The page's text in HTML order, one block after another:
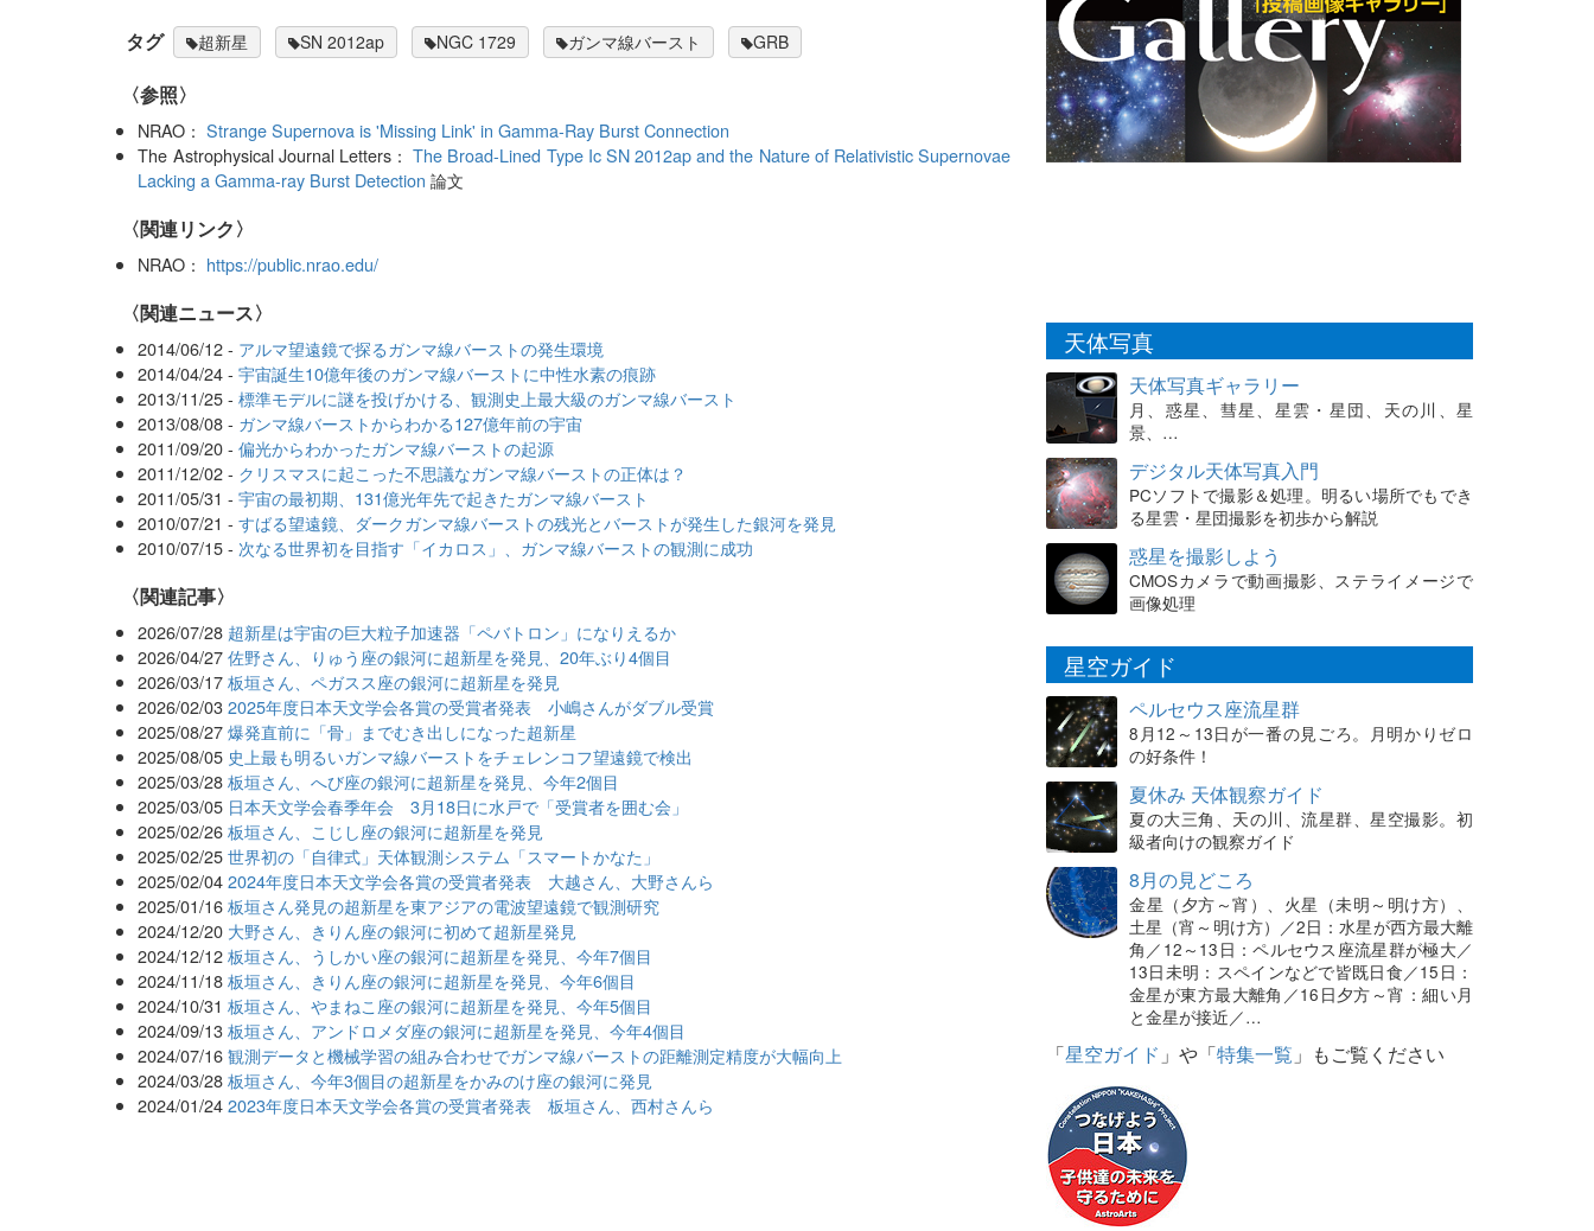
タグ 超新星 SN 2012ap NGC 1729 ガンマ線バースト GRB
〈参照〉
NRAO：Strange Supernova is 'Missing Link' in Gamma-Ray Burst Connection
The Astrophysical Journal Letters：The Broad-Lined Type Ic SN 2012ap and the Nature of Relativistic Supernovae
Lacking a Gamma-ray Burst Detection 論文
〈関連リンク〉
NRAO： https://public.nrao.edu/
〈関連ニュース〉
2014/06/12 - アルマ望遠鏡で探るガンマ線バーストの発生環境
2014/04/24 -宇宙誕生10億年後のガンマ線バーストに中性水素の痕跡
2013/11/25 -標準モデルに謎を投げかける、観測史上最大級のガンマ線バースト
2013/08/08 - ガンマ線バーストからわかる127億年前の宇宙
2011/09/20 -偏光からわかったガンマ線バーストの起源
2011/12/02 - クリスマスに起こった不思議なガンマ線バーストの正体は？
2011/05/31 -宇宙の最初期、131億光年先で起きたガンマ線バースト
2010/07/21 -すばる望遠鏡、ダークガンマ線バーストの残光とバーストが発生した銀河を発見
2010/07/15 - 次なる世界初を目指す「イカロス」、ガンマ線バーストの観測に成功
関連記事
2026/07/28 超新星は宇宙の巨大粒子加速器「ペバトロン」になりえるか
2026/04/27 佐野さん、りゅう座の銀河に超新星を発見、20年ぶり4個目
2026/03/17 板垣さん、ペガスス座の銀河に超新星を発見
2026/02/03 2025年度日本天文学会各賞の受賞者発表 小嶋さんがダブル受賞
2025/08/27 爆発直前に「骨」までむき出しになった超新星
2025/08/05 史上最も明るいガンマ線バーストをチェレンコフ望遠鏡で検出
2025/03/28 板垣さん、へび座の銀河に超新星を発見、今年2個目
2025/03/05 日本天文学会春季年会 3月18日に水戸で「受賞者を囲む会」
2025/02/26 板垣さん、こじし座の銀河に超新星を発見
2025/02/25 世界初の「自律式」天体観測システム「スマートかなた」
2025/02/04 2024年度日本天文学会各賞の受賞者発表 大越さん、大野さんら
2025/01/16 板垣さん発見の超新星を東アジアの電波望遠鏡で観測研究
2024/12/20 大野さん、きりん座の銀河に初めて超新星発見
2024/12/12 板垣さん、うしかい座の銀河に超新星を発見、今年7個目
2024/11/18 板垣さん、きりん座の銀河に超新星を発見、今年6個目
2024/10/31 板垣さん、やまねこ座の銀河に超新星を発見、今年5個目
2024/09/13 板垣さん、アンドロメダ座の銀河に超新星を発見、今年4個目
2024/07/16 観測データと機械学習の組み合わせでガンマ線バーストの距離測定精度が大幅向上
2024/03/28 板垣さん、今年3個目の超新星をかみのけ座の銀河に発見
2024/01/24 2023年度日本天文学会各賞の受賞者発表 板垣さん、西村さんら
天体写真
天体写真ギャラリー
月、惑星、彗星、星雲・星団、天の川、星
景、…
デジタル天体写真入門
PCソフトで撮影＆処理。明るい場所でもでき
る星雲・星団撮影を初歩から解説
惑星を撮影しよう
CMOSカメラで動画撮影、ステライメージで
画像処理
星空ガイド
ペルセウス座流星群
8月12～13日が一番の見ごろ。月明かりゼロ
の好条件！
夏休み 天体観察ガイド
夏の大三角、天の川、流星群、星空撮影。初
級者向けの観察ガイド
8月の見どころ
金星（夕方～宵）、火星（未明～明け方）、
土星（宵～明け方）／2日：水星が西方最大離
角／12～13日：ペルセウス座流星群が極大／
13日未明：スペインなどで皆既日食／15日：
金星が東方最大離角／16日夕方～宵：細い月
と金星が接近／…
「星空ガイド 」や「特集一覧 」もご覧ください